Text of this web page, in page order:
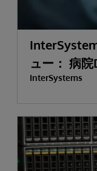
ュー： 病
InterSystems